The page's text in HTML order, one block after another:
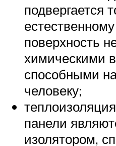
подвергается
поверхность
химическими
способными
человеку;
панели
изолятором,